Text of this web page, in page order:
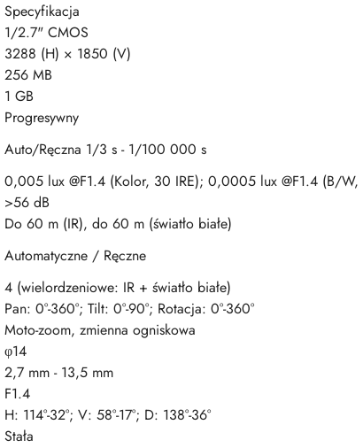
Specyfikacja
1/2.7" CMOS
3288 (H) × 1850 (V)
256 MB
1 GB
Progresywny
Auto/Ręczna 1/3 s - 1/100 000 s
0,005 lux @F1.4 (Kolor, 30 IRE); 0,0005 lux @F1.4 (B/W,
>56 dB
Do 60 m (IR), do 60 m (światło białe)
Automatyczne / Ręczne
4 (wielordzeniowe: IR + światło białe)
Pan: 0°-360°; Tilt: 0°-90°; Rotacja: 0°-360°
Moto-zoom, zmienna ogniskowa
φ14
2,7 mm - 13,5 mm
F1.4
H: 114°-32°; V: 58°-17°; D: 138°-36°
Stała